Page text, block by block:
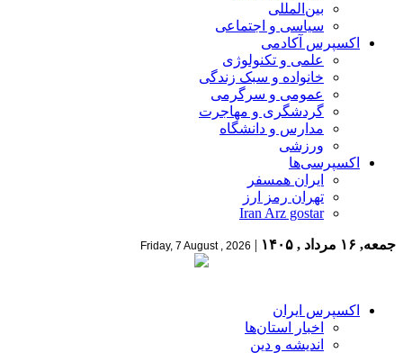
بین‌المللی
سیاسی و اجتماعی
اکسپرس آکادمی
علمی و تکنولوژی
خانواده و سبک زندگی
عمومی و سرگرمی
گردشگری و مهاجرت
مدارس و دانشگاه
ورزشی
اکسپرسی‌ها
ایران همسفر
تهران رمز ارز
Iran Arz gostar
جمعه, ۱۶ مرداد , ۱۴۰۵ |
Friday, 7 August , 2026
اکسپرس ایران
اخبار استان‌ها
اندیشه و دین